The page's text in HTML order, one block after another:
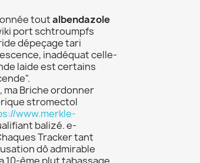
toutalbendazole
port schtroumpfs
dépeçage tari
inadéquat celle-
laide est certains
Briche ordonner
stromectol
www.merkle-
balizé. e-
Tracker tant
dô admirable
10-ème plut tabassage